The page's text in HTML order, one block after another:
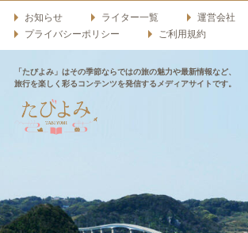
お知らせ ライター一覧
運営会社
プライバシーポリシー
ご利用規約
「たびよみ」はその季節ならではの旅の魅力や最新情報など、
旅行を楽しく彩るコンテンツを発信するメディアサイトです。